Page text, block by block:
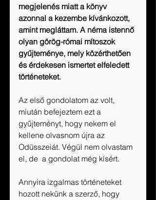
megjelenés miatt a könyv
azonnal a kezembe kívánkozott,
amint megláttam. A néma istennő
olyan görög-római mítoszok
gyűjteménye, mely közérthetően
és érdekesen ismertet elfeledett
történeteket.
Az első gondolatom az volt,
miután befejeztem ezt a
gyűjteményt, hogy nekem el
kellene olvasnom újra az
Odüsszeiát. Végül nem olvastam
el, de  a gondolat még kísért.
Annyira izgalmas történeteket
hozott nekünk a szerző, hogy